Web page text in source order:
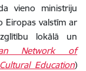
vieno ministriju
Eiropas valstīm ar
lokālā un
Network of
Education)